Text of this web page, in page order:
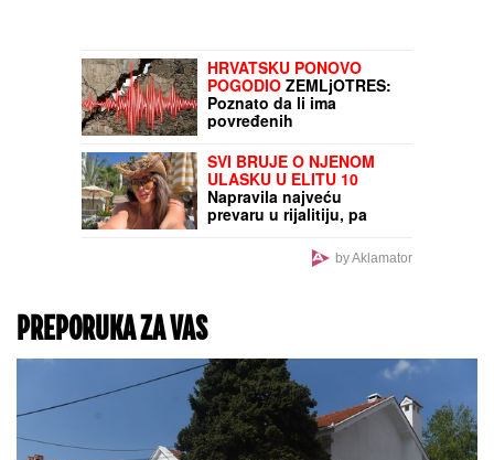
HRVATSKU PONOVO
POGODIO ZEMLjOTRES:
Poznato da li ima
povređenih
SVI BRUJE O NJENOM
ULASKU U ELITU 10
Napravila najveću
prevaru u rijalitiju, pa
nestala iz Srbije: Kuća u
kojoj je živela napuštena,
a jedna stvar zapala za
by Aklamator
PREPORUKA ZA VAS